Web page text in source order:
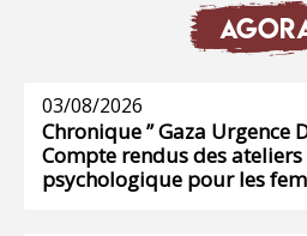
03/08/2026
Chronique ” Gaza Urgence
Compte rendus des
psychologique pour les